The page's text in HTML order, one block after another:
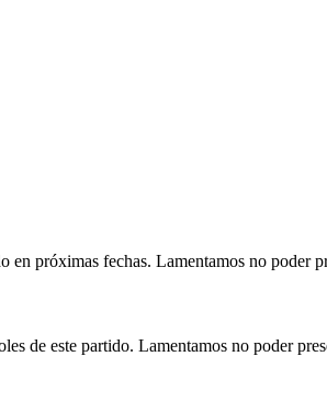
próximas fechas. Lamentamos no poder
de este partido. Lamentamos no poder